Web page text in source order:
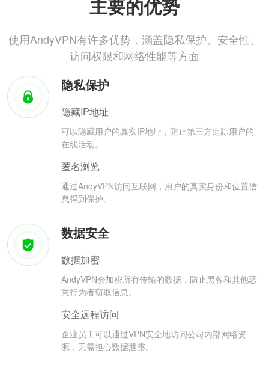
主要的优势
使用AndyVPN有许多优势，涵盖隐私保护、安全性、
访问权限和网络性能等方面
隐私保护
隐藏IP地址
可以隐藏用户的真实IP地址，防止第三方追踪用户的
在线活动。
匿名浏览
通过AndyVPN访问互联网，用户的真实身份和位置信
息得到保护。
数据安全
数据加密
AndyVPN会加密所有传输的数据，防止黑客和其他恶
意行为者窃取信息。
安全远程访问
企业员工可以通过VPN安全地访问公司内部网络资
源，无需担心数据泄露。